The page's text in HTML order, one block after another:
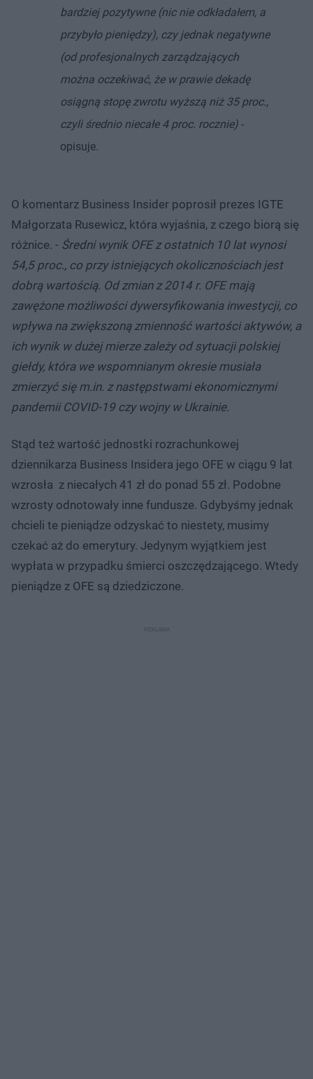
bardziej pozytywne (nic nie odkładałem, a
przybyło pieniędzy), czy jednak negatywne
(od profesjonalnych zarządzających
można oczekiwać, że w prawie dekadę
osiągną stopę zwrotu wyższą niż 35 proc.,
czyli średnio niecałe 4 proc. rocznie) -
opisuje.
O komentarz Business Insider poprosił prezes IGTE
Małgorzata Rusewicz, która wyjaśnia, z czego biorą się
różnice. - Średni wynik OFE z ostatnich 10 lat wynosi
54,5 proc., co przy istniejących okolicznościach jest
dobrą wartością. Od zmian z 2014 r. OFE mają
zawężone możliwości dywersyfikowania inwestycji, co
wpływa na zwiększoną zmienność wartości aktywów, a
ich wynik w dużej mierze zależy od sytuacji polskiej
giełdy, która we wspomnianym okresie musiała
zmierzyć się m.in. z następstwami ekonomicznymi
pandemii COVID-19 czy wojny w Ukrainie.
Stąd też wartość jednostki rozrachunkowej
dziennikarza Business Insidera jego OFE w ciągu 9 lat
wzrosła z niecałych 41 zł do ponad 55 zł. Podobne
wzrosty odnotowały inne fundusze. Gdybyśmy jednak
chcieli te pieniądze odzyskać to niestety, musimy
czekać aż do emerytury. Jedynym wyjątkiem jest
wypłata w przypadku śmierci oszczędzającego. Wtedy
pieniądze z OFE są dziedziczone.